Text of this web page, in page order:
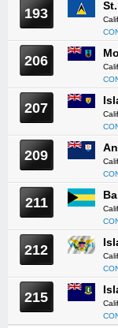
193
206
207
209
211
212
215